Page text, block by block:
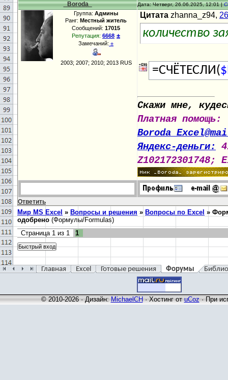
_Boroda_
Дата: Четверг, 26.06.2025, 12:01 |
Группа: Админы
Ранг: Местный житель
Сообщений: 17015
Репутация: 6668 ±
Замечаний: ±
2003; 2007; 2010; 2013 RUS
Цитата zhanna_z94,
количество
=СЧЁТЕСЛИ(
Скажи мне,
Платная помощь:
Яндекс-деньги:
Z102172301748;
Ответить
Мир MS Excel » Вопросы и решения » Вопросы по Excel »
одобрено (Формулы/Formulas)
Страница 1 из 1 1
Главная Excel Готовые решения Форумы
© 2010-2026 · Дизайн: MichaelCH · Хостинг от uCoz · При